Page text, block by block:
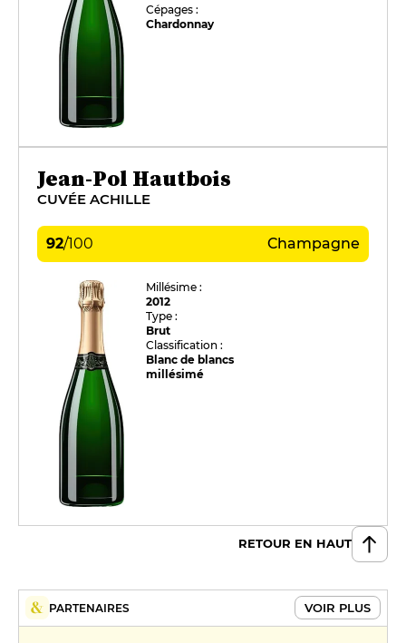
Cépages :
Chardonnay
Jean-Pol Hautbois
CUVÉE ACHILLE
92/100 Champagne
Millésime :
2012
Type :
Brut
Classification :
Blanc de blancs
millésimé
RETOUR EN HAUT
PARTENAIRES VOIR PLUS